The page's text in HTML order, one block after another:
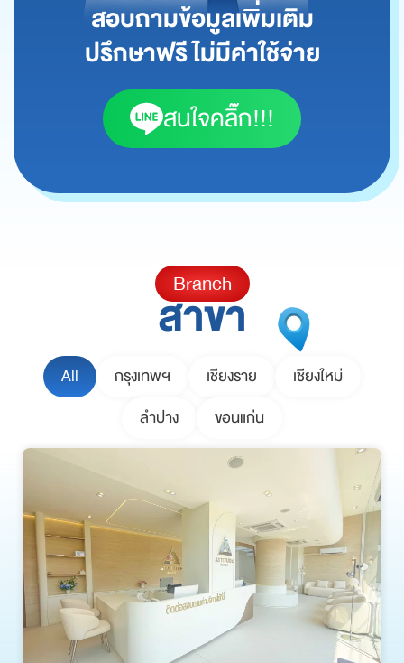
สอบถามข้อมูลเพิ่มเติม
ปรึกษาฟรี ไม่มีค่าใช้จ่าย
สนใจคลิ๊ก!!!
Branch
สาขา
All กรุงเทพฯ เชียงราย
เชียงใหม่
ลำปาง
ขอนแก่น